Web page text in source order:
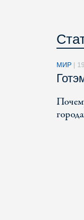
МИР |